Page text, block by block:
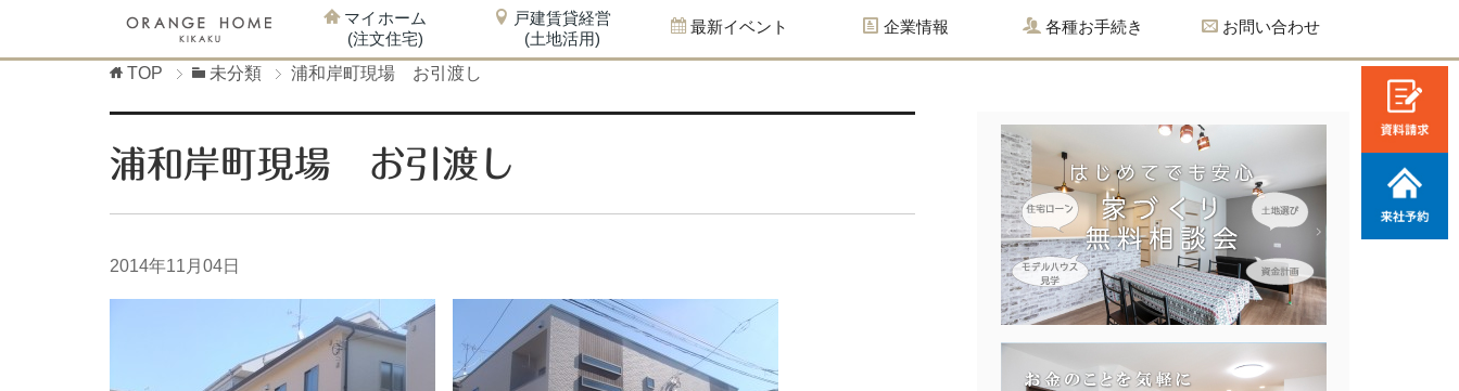
マイホーム
(注文住宅)
戸建賃貸経営
(土地活用)
最新イベント 企業情報 各種お手続き お問い合わせ
TOP 未分類 浦和岸町現場 お引渡し
浦和岸町現場 お引渡し
2014年11月04日